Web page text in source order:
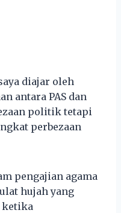
diajar oleh
antara PAS dan
politik tetapi
perbezaan
pengajian agama
hujah yang
ketika